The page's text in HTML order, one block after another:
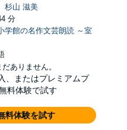
杉山 滋美
分
学館の名作文芸朗読 ～室
ありません。
、またはプレミアムプ
料体験で試す
料体験を試す